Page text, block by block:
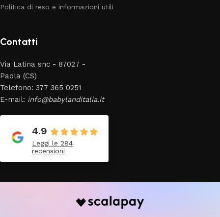
Politica di reso e informazioni utili
Contatti
Via Latina snc - 87027 -
Paola (CS)
Telefono: 377 365 0251
E-mail: info@babylanditalia.it
4.9
Leggi le 284
recensioni